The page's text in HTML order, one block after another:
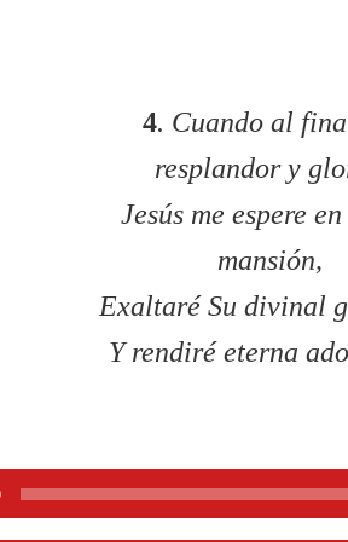
4. Cuando al
resplandor y
Jesús me espere
mansión,
Exaltaré Su divinal
Y rendiré eterna